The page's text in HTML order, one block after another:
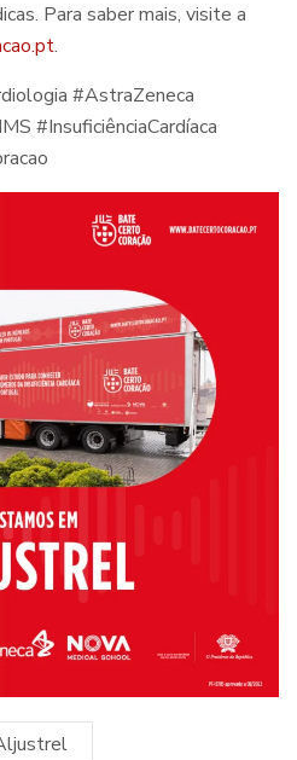
Para saber mais, visite a
.
#AstraZeneca
#InsuficiênciaCardíaca